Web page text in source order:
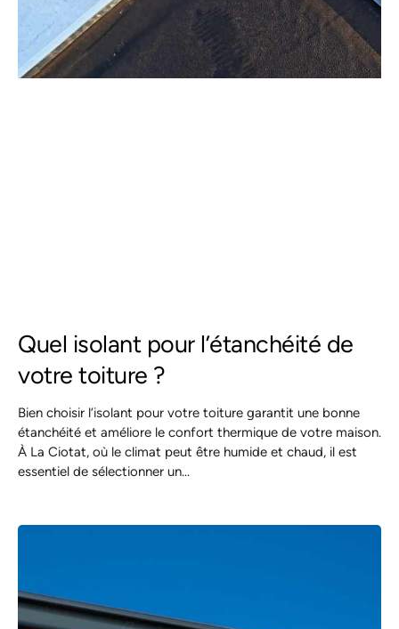
Quel isolant pour l’étanchéité de
votre toiture ?
Bien choisir l’isolant pour votre toiture garantit une bonne
étanchéité et améliore le confort thermique de votre maison.
À La Ciotat, où le climat peut être humide et chaud, il est
essentiel de sélectionner un